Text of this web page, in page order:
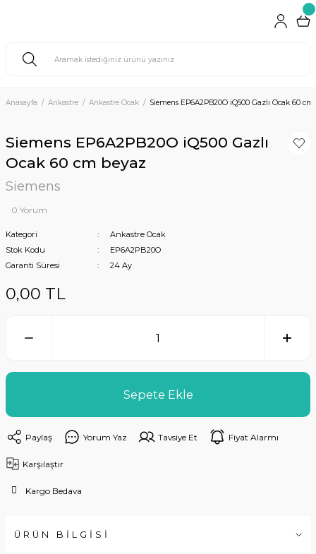
Anasayfa Ankastre Ankastre Ocak Siemens EP6A2PB20O iQ500 Gazlı Ocak 60
Siemens EP6A2PB20O iQ500 Gazlı
Ocak 60 cm beyaz
Siemens
0 Yorum
Kategori
Ankastre Ocak
Stok Kodu
EP6A2PB20O
Garanti Süresi
24 Ay
0,00 TL
Sepete Ekle
Paylaş Yorum Yaz Tavsiye Et Fiyat Alarmı
Karşılaştır
Kargo Bedava
ÜRÜN BİLGİSİ